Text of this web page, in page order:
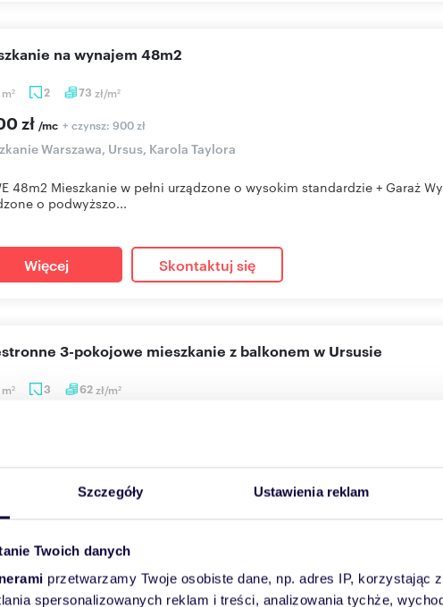
Szczegóły Ustawienia reklam
Twoich danych
przetwarzamy Twoje osobiste dane, np. adres IP, korzystając
spersonalizowanych reklam i treści, analizowania tychże,
m2 2 73 zł/m2
na wynajem 48m2
zł /mc + czynsz: 900 zł
Warszawa, Ursus, Karola Taylora
48m2 Mieszkanie w pełni urządzone o wysokim standardzie + Garaż
o podwyższo...
Więcej Skontaktuj się
m2 3 62zł/m2
3-pokojowe mieszkanie z balkonem w Ursusie
przestronne mieszkanie na wynajem o powierzchni 63 m². Znajduje
Więcej